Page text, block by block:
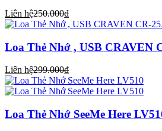
Liên hệ250.000₫
Loa Thẻ Nhớ , USB CRAVEN
Liên hệ299.000₫
Loa Thẻ Nhớ SeeMe Here